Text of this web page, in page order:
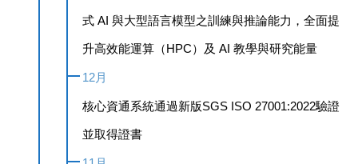
式 AI 與大型語言模型之訓練與推論能力，全面提
升高效能運算（HPC）及 AI 教學與研究能量
12月
核心資通系統通過新版SGS ISO 27001:2022驗證
並取得證書